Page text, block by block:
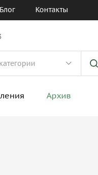
Блог Контакты
Архив